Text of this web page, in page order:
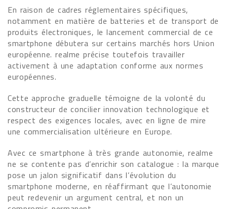
En raison de cadres réglementaires spécifiques,
notamment en matière de batteries et de transport de
produits électroniques, le lancement commercial de ce
smartphone débutera sur certains marchés hors Union
européenne. realme précise toutefois travailler
activement à une adaptation conforme aux normes
européennes.
Cette approche graduelle témoigne de la volonté du
constructeur de concilier innovation technologique et
respect des exigences locales, avec en ligne de mire
une commercialisation ultérieure en Europe.
Avec ce smartphone à très grande autonomie, realme
ne se contente pas d’enrichir son catalogue : la marque
pose un jalon significatif dans l’évolution du
smartphone moderne, en réaffirmant que l’autonomie
peut redevenir un argument central, et non un